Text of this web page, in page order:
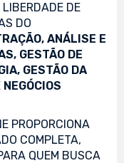
LIBERDADE DE
DO
ANÁLISE E
GESTÃO DE
GESTÃO DA
NEGÓCIOS
PROPORCIONA
COMPLETA,
QUEM BUSCA